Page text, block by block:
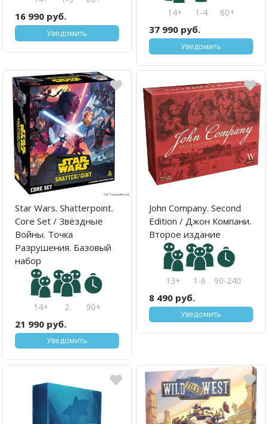
16 990 руб.
Уведомить
14+ 1-4 60+
37 990 руб.
Уведомить
Star Wars. Shatterpoint.
Core Set / Звёздные
Войны. Точка
Разрушения. Базовый
набор
14+ 2 90+
21 990 руб.
Уведомить
John Company. Second
Edition / Джон Компани.
Второе издание
13+ 1-6 90-240
8 490 руб.
Уведомить